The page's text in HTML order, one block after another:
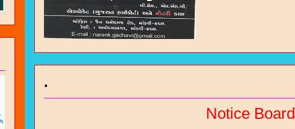
.
Notice Board